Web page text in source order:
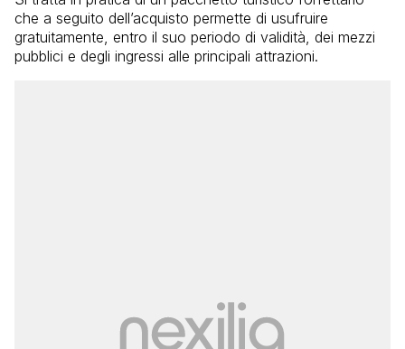
che a seguito dell’acquisto permette di usufruire
gratuitamente, entro il suo periodo di validità, dei mezzi
pubblici e degli ingressi alle principali attrazioni.